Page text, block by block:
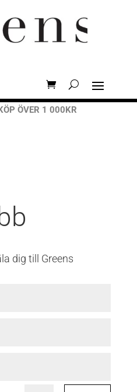
ÖVER 1 000KR
dig till Greens